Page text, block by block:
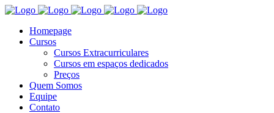
Homepage
Cursos
Cursos Extracurriculares
Cursos em espaços dedicados
Preços
Quem Somos
Equipe
Contato